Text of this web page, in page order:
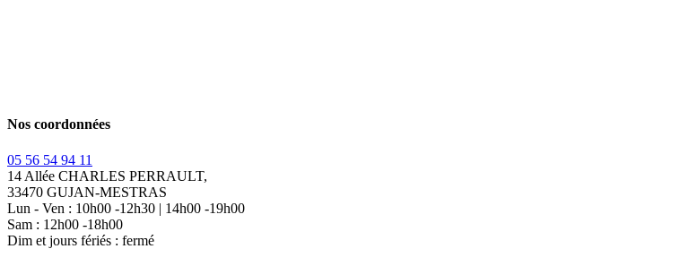
Nos coordonnées
05 56 54 94 11
14 Allée CHARLES PERRAULT,
33470 GUJAN-MESTRAS
Lun - Ven : 10h00 -12h30 | 14h00 -19h00
Sam : 12h00 -18h00
Dim et jours fériés : fermé